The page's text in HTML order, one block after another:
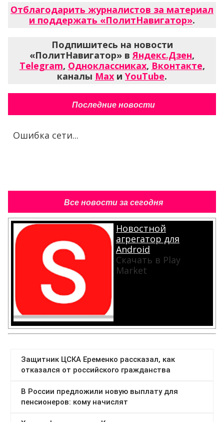
Отблагодарить журналистов за материал
и поддержать «ПолитНавигатор».
Подпишитесь на новости
«ПолитНавигатор» вЯндекс.Дзен,
Telegram, Одноклассниках, Вконтакте,
каналы Max и YouTube.
Последние новости
Ошибка сети...
Все новости за сегодня
Новостной
агрегатор для
Android
Скачать в Play
Market